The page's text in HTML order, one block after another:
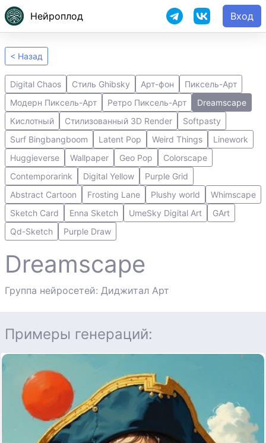
Нейроплод Вход
< Назад
Digital Chaos Стиль Ghibsky Арт-фон
Пиксель-Арт
Модерн Пиксель-Арт
Ретро Пиксель-Арт
Dreamscape
Кислотный
Стилизованный 3D Render
Softpasty
Surf Bingbangboom
Latent Pop Weird Things
Linework
Huggieverse
Wallpaper Geo Pop
Colorscape
Contemporarink
Digital Yellow
Purple Grid
Abstract Cartoon
Frosting Lane Plushy world
Whimscape
Sketch Card
Enna Sketch UmeSky Digital Art
GArt
Qd-Sketch
Purple Draw
Dreamscape
Группа нейросетей: Диджитал Арт
Примеры генераций: